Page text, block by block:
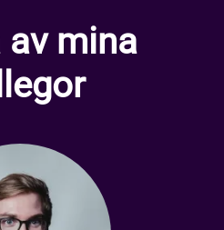
av mina